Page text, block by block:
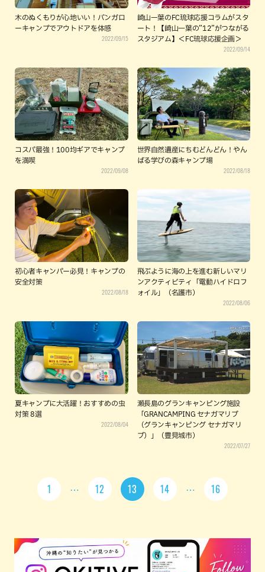
木のぬくもりが心地いい！バンガロ
ーキャンプでアウトドアを体感
2022/09/15
崎山一葉のFC琉球応援コラムがスタ
ート！【崎山一葉の”12”がつながる
スタジアム】＜FC琉球応援企画＞
2022/09/14
コスパ最強！100均ギアでキャンプ
を満喫
2022/09/08
世界自然遺産にちむどんどん！やん
ばる学びの森キャンプ場
2022/08/18
初心者キャンパー必見！キャンプの
安全対策
2022/08/18
飛ぶように海の上を進む新しいマリ
ンアクティビティ「電動ハイドロフ
ォイル」（名護市）
2022/08/06
夏キャンプに大活躍！おすすめの虫
対策 8選
2022/08/04
瀬長島のグランキャンピング施設
「GRANCAMPING セナガマリブ
（グランキャンピング セナガマリ
ブ）」（豊見城市）
2022/07/27
1 12 13 14 16